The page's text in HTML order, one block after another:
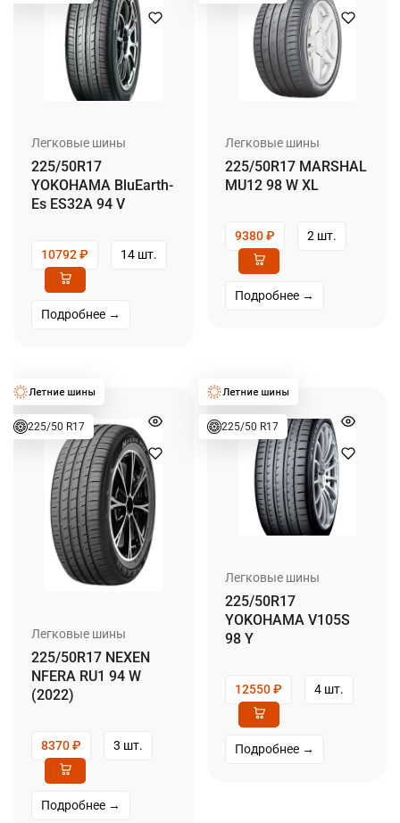
Легковые шины
225/50R17
YOKOHAMA BluEarth-
Es ES32A 94 V
10792₽ 14 шт.
Подробнее →
Легковые шины
225/50R17 MARSHAL
MU12 98 W XL
9380₽ 2 шт.
Подробнее →
225/50 R17
Легковые шины
225/50R17 NEXEN
NFERA RU1 94 W
(2022)
8370₽ 3 шт.
Подробнее →
225/50 R17
Легковые шины
225/50R17
YOKOHAMA V105S
98 Y
12550₽ 4 шт.
Подробнее →